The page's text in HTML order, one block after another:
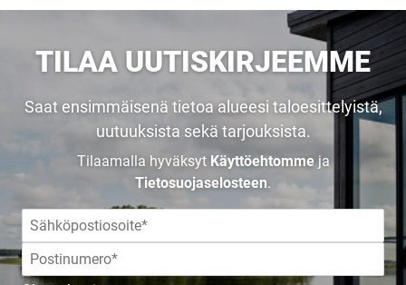
TILAA UUTISKIRJEEMME
Saat ensimmäisenä tietoa alueesi taloesittelyistä,
uutuuksista sekä tarjouksista.
Tilaamalla hyväksyt Käyttöehtommeja
Tietosuojaselosteen.
TALOKIRJA ON
JULKAISTU
Upea yli 200-sivuinen talokirja!